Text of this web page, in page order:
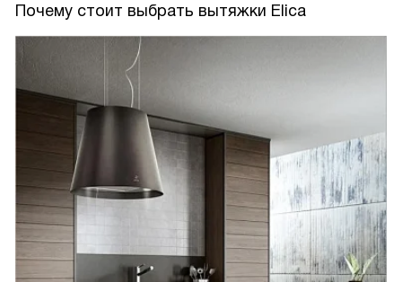
Почему стоит выбрать вытяжки Elica